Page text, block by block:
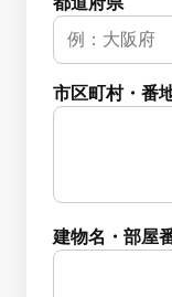
市区町村・番
建物名・部屋